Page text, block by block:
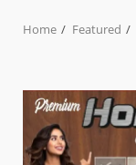
Home Featured